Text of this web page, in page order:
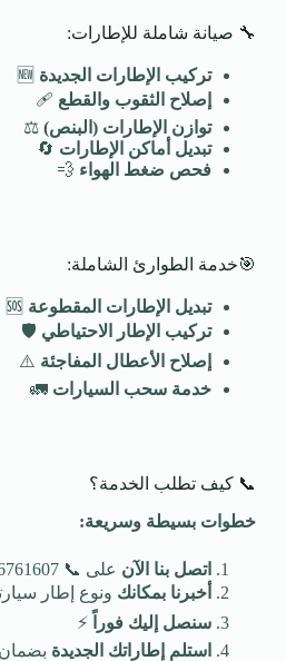
🔧 صيانة شاملة للإطارات:
تركيب الإطارات الجديدة
إصلاح الثقوب والقطع 🩹
توازن الإطارات (البنص)⚖️
تبديل أماكن الإطارات 🔄
فحص ضغط الهواء 💨
🎯خدمة الطوارئ الشاملة:
تبديل الإطارات المقطوعة
تركيب الإطار الاحتياطي 🛡️
إصلاح الأعطال المفاجئة ⚠️
خدمة سحب السيارات 🚛
📞 كيف تطلب الخدمة؟
خطوات بسيطة وسريعة:
اتصل بنا الآن على 📞 96761607
أخبرنا بمكانك ونوع إطار
سنصل إليك فوراً
⚡
استلم إطاراتك الجديدة بضمان 🛞✅